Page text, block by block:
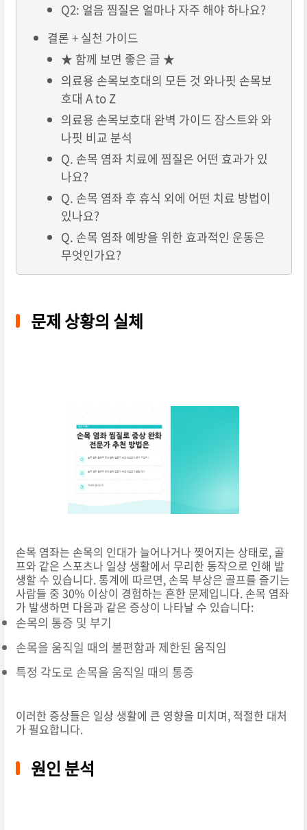
Q2: 얼음 찜질은 얼마나 자주 해야 하나요?
결론 + 실천 가이드
★ 함께 보면 좋은 글 ★
의료용 손목보호대의 모든 것 와나핏 손목보
호대 A to Z
의료용 손목보호대 완벽 가이드 잠스트와 와
나핏 비교 분석
Q. 손목 염좌 치료에 찜질은 어떤 효과가 있
나요?
Q. 손목 염좌 후 휴식 외에 어떤 치료 방법이
있나요?
Q. 손목 염좌 예방을 위한 효과적인 운동은
무엇인가요?
문제 상황의 실체
손목 염좌는 손목의 인대가 늘어나거나 찢어지는 상태로, 골
프와 같은 스포츠나 일상 생활에서 무리한 동작으로 인해 발
생할 수 있습니다. 통계에 따르면, 손목 부상은 골프를 즐기는
사람들 중 30% 이상이 경험하는 흔한 문제입니다. 손목 염좌
가 발생하면 다음과 같은 증상이 나타날 수 있습니다:
손목의 통증 및 부기
손목을 움직일 때의 불편함과 제한된 움직임
특정 각도로 손목을 움직일 때의 통증
이러한 증상들은 일상 생활에 큰 영향을 미치며, 적절한 대처
가 필요합니다.
원인 분석